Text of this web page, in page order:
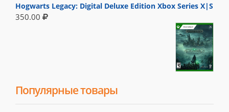
Hogwarts Legacy: Digital Deluxe Edition Xbox Series X|S
350.00
Популярные товары